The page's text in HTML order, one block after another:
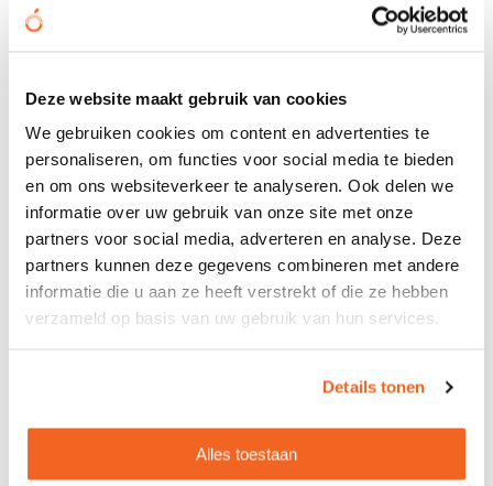
Deze website maakt gebruik van cookies
We gebruiken cookies om content en advertenties te
personaliseren, om functies voor social media te bieden
en om ons websiteverkeer te analyseren. Ook delen we
informatie over uw gebruik van onze site met onze
partners voor social media, adverteren en analyse. Deze
partners kunnen deze gegevens combineren met andere
informatie die u aan ze heeft verstrekt of die ze hebben
verzameld op basis van uw gebruik van hun services.
Details tonen
Alles toestaan
Draadloze oplader in eigen vorm
Bekijken
Geheel eigen design